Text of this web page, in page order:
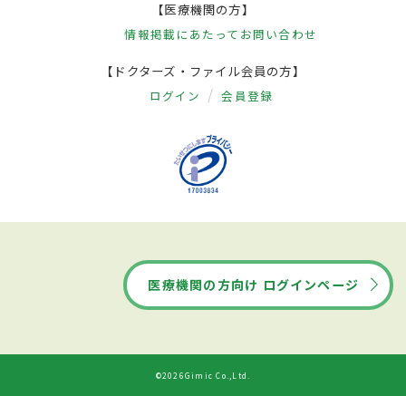
【医療機関の方】
情報掲載にあたって お問い合わせ
【ドクターズ・ファイル会員の方】
ログイン 会員登録
医療機関の方向け ログインページ
©2026Gimic Co.,Ltd.